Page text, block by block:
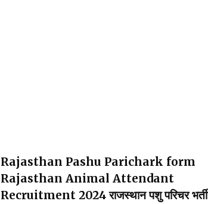
Rajasthan Pashu Parichark form
Rajasthan Animal Attendant
Recruitment 2024 राजस्थान पशु परिचर भर्ती